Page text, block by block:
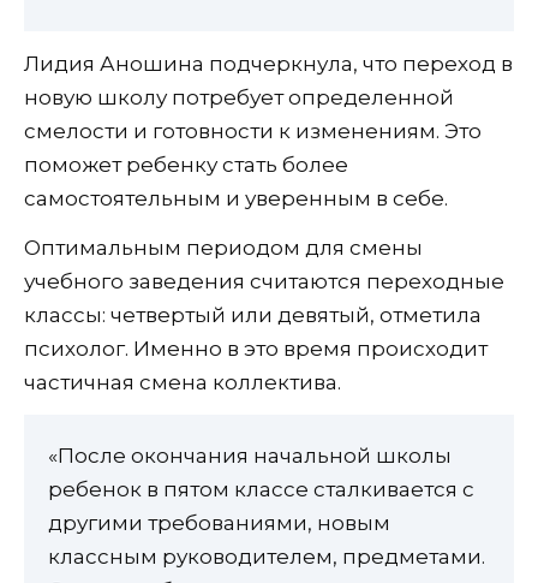
Лидия Аношина подчеркнула, что переход в
новую школу потребует определенной
смелости и готовности к изменениям. Это
поможет ребенку стать более
самостоятельным и уверенным в себе.
Оптимальным периодом для смены
учебного заведения считаются переходные
классы: четвертый или девятый, отметила
психолог. Именно в это время происходит
частичная смена коллектива.
«После окончания начальной школы
ребенок в пятом классе сталкивается с
другими требованиями, новым
классным руководителем, предметами.